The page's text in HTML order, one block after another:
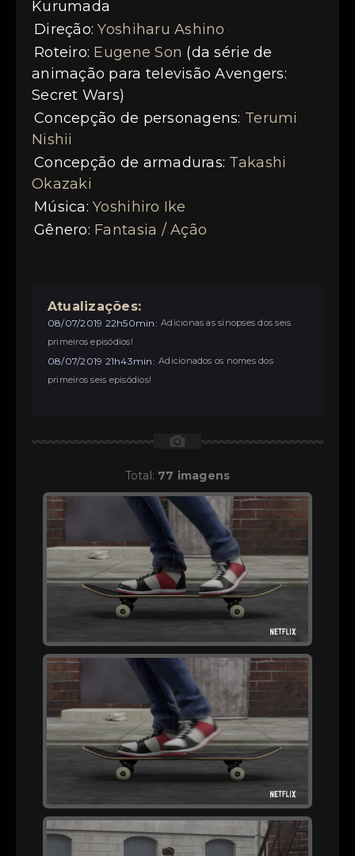
Kurumada
Direção:Yoshiharu Ashino
Roteiro: Eugene Son (da série de
animação para televisão Avengers:
Secret Wars)
Concepção de personagens: Terumi
Nishii
Concepção de armaduras: Takashi
Okazaki
Música:Yoshihiro Ike
Gênero: Fantasia / Ação
Atualizações:
08/07/2019 22h50min: Adicionas as sinopses dos seis
primeiros episódios!
08/07/2019 21h43min: Adicionados os nomes dos
primeiros seis episódios!
📷
Total: 77 imagens